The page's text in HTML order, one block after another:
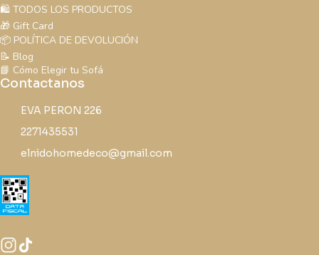
🛍️ TODOS LOS PRODUCTOS
🎁 Gift Card
📦 POLÍTICA DE DEVOLUCIÓN
📝 Blog
📘 Cómo Elegir tu Sofá
Contactanos
EVA PERON 226
2271435531
elnidohomedeco@gmail.com